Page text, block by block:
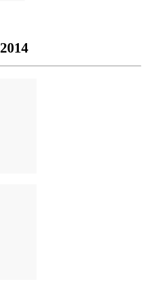
2014